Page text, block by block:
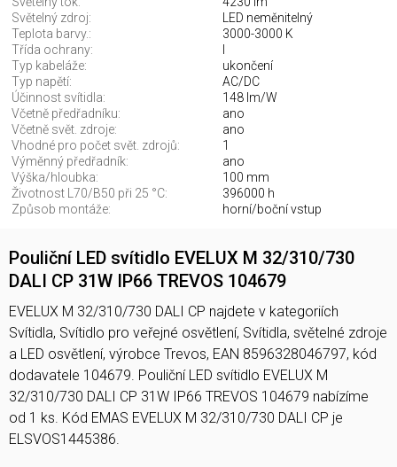
Světelný zdroj:
LED neměnitelný
Teplota barvy.:
3000-3000 K
Třída ochrany:
Typ kabeláže:
ukončení
Typ napětí:
AC/DC
Účinnost svítidla:
148 lm/W
Včetně předřadníku:
ano
Včetně svět. zdroje:
ano
Vhodné pro počet svět. zdrojů:
1
Výměnný předřadník:
ano
Výška/hloubka:
100 mm
Životnost L70/B50 při 25 °C:
396000 h
Způsob montáže:
horní/boční vstup
Pouliční LED svítidlo EVELUX M 32/310/730
DALI CP 31W IP66 TREVOS 104679
EVELUX M 32/310/730 DALI CP najdete v kategoriích
Svítidla, Svítidlo pro veřejné osvětlení, Svítidla, světelné zdroje
a LED osvětlení, výrobce Trevos, EAN 8596328046797, kód
dodavatele 104679. Pouliční LED svítidlo EVELUX M
32/310/730 DALI CP 31W IP66 TREVOS 104679 nabízíme
od 1 ks. Kód EMAS EVELUX M 32/310/730 DALI CP je
ELSVOS1445386.